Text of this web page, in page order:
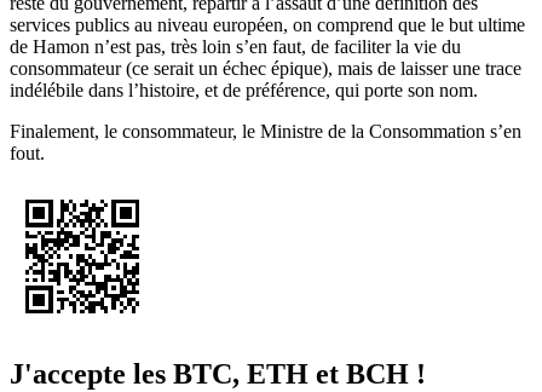
services publics au niveau européen, on comprend que le but ultime
de Hamon n’est pas, très loin s’en faut, de faciliter la vie du
consommateur (ce serait un échec épique), mais de laisser une trace
indélébile dans l’histoire, et de préférence, qui porte son nom.
Finalement, le consommateur, le Ministre de la Consommation s’en
fout.
J'accepte les BTC, ETH et BCH !